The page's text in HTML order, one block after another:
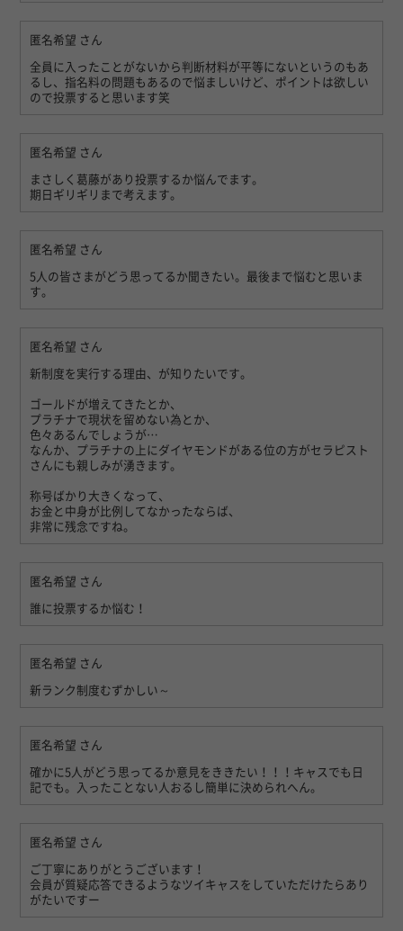
匿名希望 さん
全員に入ったことがないから判断材料が平等にないというのもあ
るし、指名料の問題もあるので悩ましいけど、ポイントは欲しい
ので投票すると思います笑
匿名希望 さん
まさしく葛藤があり投票するか悩んでます。
期日ギリギリまで考えます。
匿名希望 さん
5人の皆さまがどう思ってるか聞きたい。最後まで悩むと思いま
す。
匿名希望 さん
新制度を実行する理由、が知りたいです。
ゴールドが増えてきたとか、
プラチナで現状を留めない為とか、
色々あるんでしょうが…
なんか、プラチナの上にダイヤモンドがある位の方がセラピスト
さんにも親しみが湧きます。
称号ばかり大きくなって、
お金と中身が比例してなかったならば、
非常に残念ですね。
匿名希望 さん
誰に投票するか悩む！
匿名希望 さん
新ランク制度むずかしい～
匿名希望 さん
確かに5人がどう思ってるか意見をききたい！！！キャスでも日
記でも。入ったことない人おるし簡単に決められへん。
匿名希望 さん
ご丁寧にありがとうございます！
会員が質疑応答できるようなツイキャスをしていただけたらあり
がたいですー